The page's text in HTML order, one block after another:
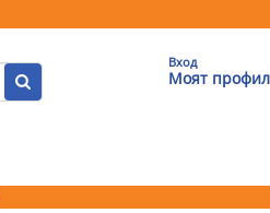
Вход
Моят профил